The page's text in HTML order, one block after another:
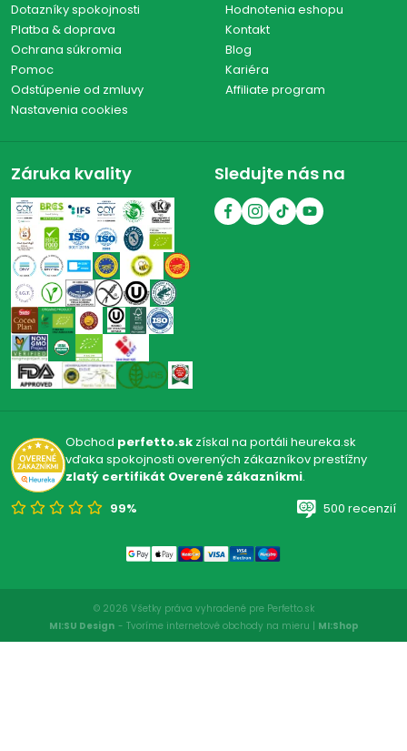
Dotazníky spokojnosti
Platba & doprava
Ochrana súkromia
Pomoc
Odstúpenie od zmluvy
Nastavenia cookies
Hodnotenia eshopu
Kontakt
Blog
Kariéra
Affiliate program
Záruka kvality Sledujte nás na
Obchod perfetto.skzískal na portáli heureka.sk
vďaka spokojnosti overených zákazníkov prestížny
zlatý certifikát Overené zákazníkmi.
99%
500 recenzií
© 2026 Všetky práva vyhradené pre Perfetto.sk
MI:SU Design - Tvoríme internetové obchody na mieru | MI:Shop